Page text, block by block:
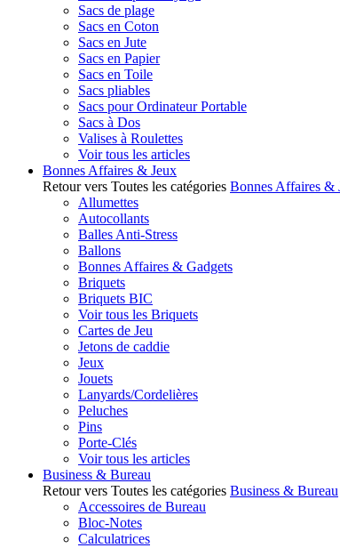
Sacs de plage
Sacs en Coton
Sacs en Jute
Sacs en Papier
Sacs en Toile
Sacs pliables
Sacs pour Ordinateur Portable
Sacs à Dos
Valises à Roulettes
Voir tous les articles
Bonnes Affaires & Jeux
Retour vers Toutes les catégories Bonnes Affaires &
Allumettes
Autocollants
Balles Anti-Stress
Ballons
Bonnes Affaires & Gadgets
Briquets
Briquets BIC
Voir tous les Briquets
Cartes de Jeu
Jetons de caddie
Jeux
Jouets
Lanyards/Cordelières
Peluches
Pins
Porte-Clés
Voir tous les articles
Business & Bureau
Retour vers Toutes les catégories Business & Bureau
Accessoires de Bureau
Bloc-Notes
Calculatrices